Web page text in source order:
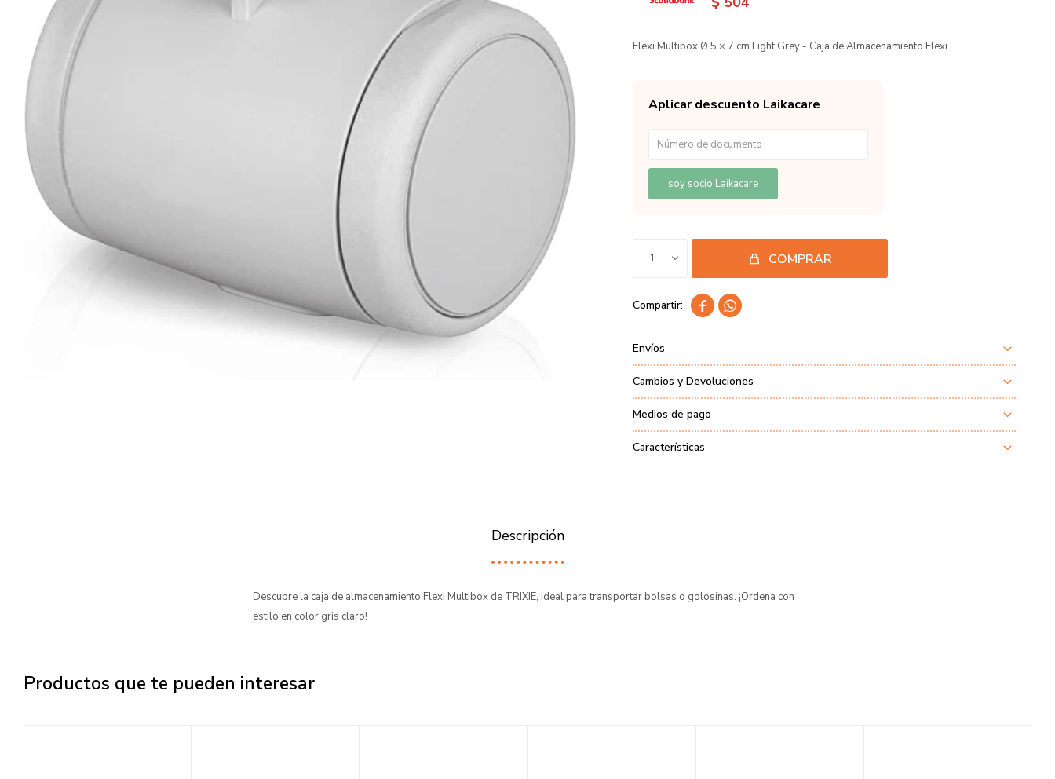
Flexi Multibox Ø 5 × 7 cm Light Grey - Caja de Almacenamiento Flexi
Aplicar descuento Laikacare
soy socio Laikacare
1 COMPRAR
 
Envíos
Cambios y Devoluciones
Medios de pago
Características
Descripción
Descubre la caja de almacenamiento Flexi Multibox de TRIXIE, ideal para transportar bolsas o golosinas. ¡Ordena con
estilo en color gris claro!
Productos que te pueden interesar